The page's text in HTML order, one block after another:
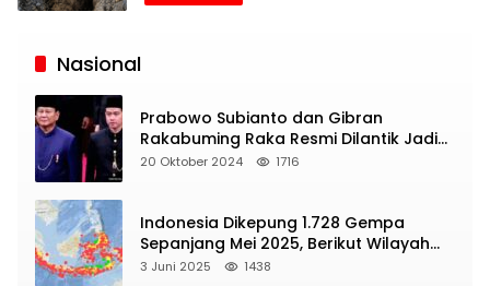
Siaran
Nasional
Prabowo Subianto dan Gibran
Rakabuming Raka Resmi Dilantik Jadi
Presiden dan Wapres RI
20 Oktober 2024 1716
Indonesia Dikepung 1.728 Gempa
Sepanjang Mei 2025, Berikut Wilayah
Yang Intens Diguncang!
3 Juni 2025 1438